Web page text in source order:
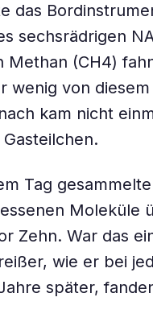
das
sechsrädrigen
Methan (CH4)
wenig von
kam nicht
Tag
Moleküle
Zehn. War das
wie er bei
später,